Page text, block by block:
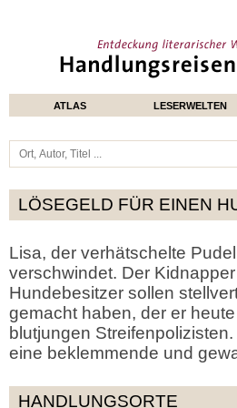
ATLAS LESERWELTEN
LÖSEGELD FÜR EINEN
Lisa, der verhätschelte
verschwindet. Der
Hundebesitzer sollen
gemacht haben, der er
blutjungen
eine beklemmende und
HANDLUNGSORTE